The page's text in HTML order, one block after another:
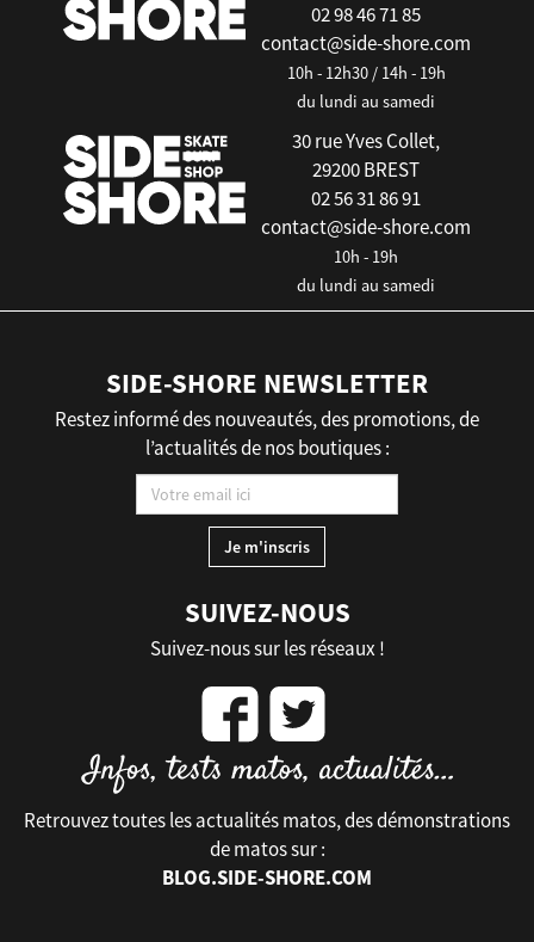
02 98 46 71 85
contact@side-shore.com
10h - 12h30 / 14h - 19h
du lundi au samedi
30 rue Yves Collet,
29200 BREST
02 56 31 86 91
contact@side-shore.com
10h - 19h
du lundi au samedi
SIDE-SHORE NEWSLETTER
Restez informé des nouveautés, des promotions, de
l’actualités de nos boutiques :
SUIVEZ-NOUS
Suivez-nous sur les réseaux !
Retrouvez toutes les actualités matos, des démonstrations
de matos sur :
BLOG.SIDE-SHORE.COM